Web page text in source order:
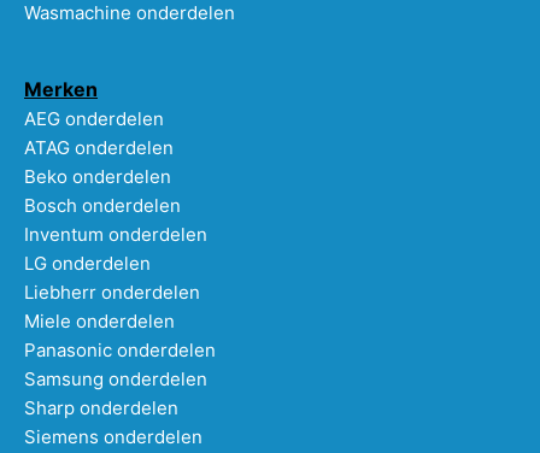
Wasmachine onderdelen
Merken
AEG onderdelen
ATAG onderdelen
Beko onderdelen
Bosch onderdelen
Inventum onderdelen
LG onderdelen
Liebherr onderdelen
Miele onderdelen
Panasonic onderdelen
Samsung onderdelen
Sharp onderdelen
Siemens onderdelen